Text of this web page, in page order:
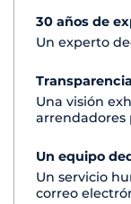
30 años de
Un experto
Una visión
arrendadores
Un equipo
Un servicio
correo